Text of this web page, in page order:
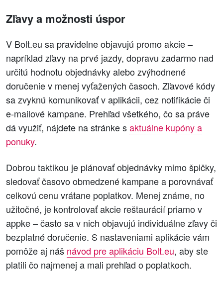
Zľavy a možnosti úspor
V Bolt.eu sa pravidelne objavujú promo akcie –
napríklad zľavy na prvé jazdy, dopravu zadarmo nad
určitú hodnotu objednávky alebo zvýhodnené
doručenie v menej vyťažených časoch. Zľavové kódy
sa zvyknú komunikovať v aplikácii, cez notifikácie či
e‑mailové kampane. Prehľad všetkého, čo sa práve
dá využiť, nájdete na stránke saktuálne kupóny a
ponuky.
Dobrou taktikou je plánovať objednávky mimo špičky,
sledovať časovo obmedzené kampane a porovnávať
celkovú cenu vrátane poplatkov. Menej známe, no
užitočné, je kontrolovať akcie reštaurácií priamo v
appke – často sa v nich objavujú individuálne zľavy či
bezplatné doručenie. S nastaveniami aplikácie vám
pomôže aj náš návod pre aplikáciu Bolt.eu, aby ste
platili čo najmenej a mali prehľad o poplatkoch.